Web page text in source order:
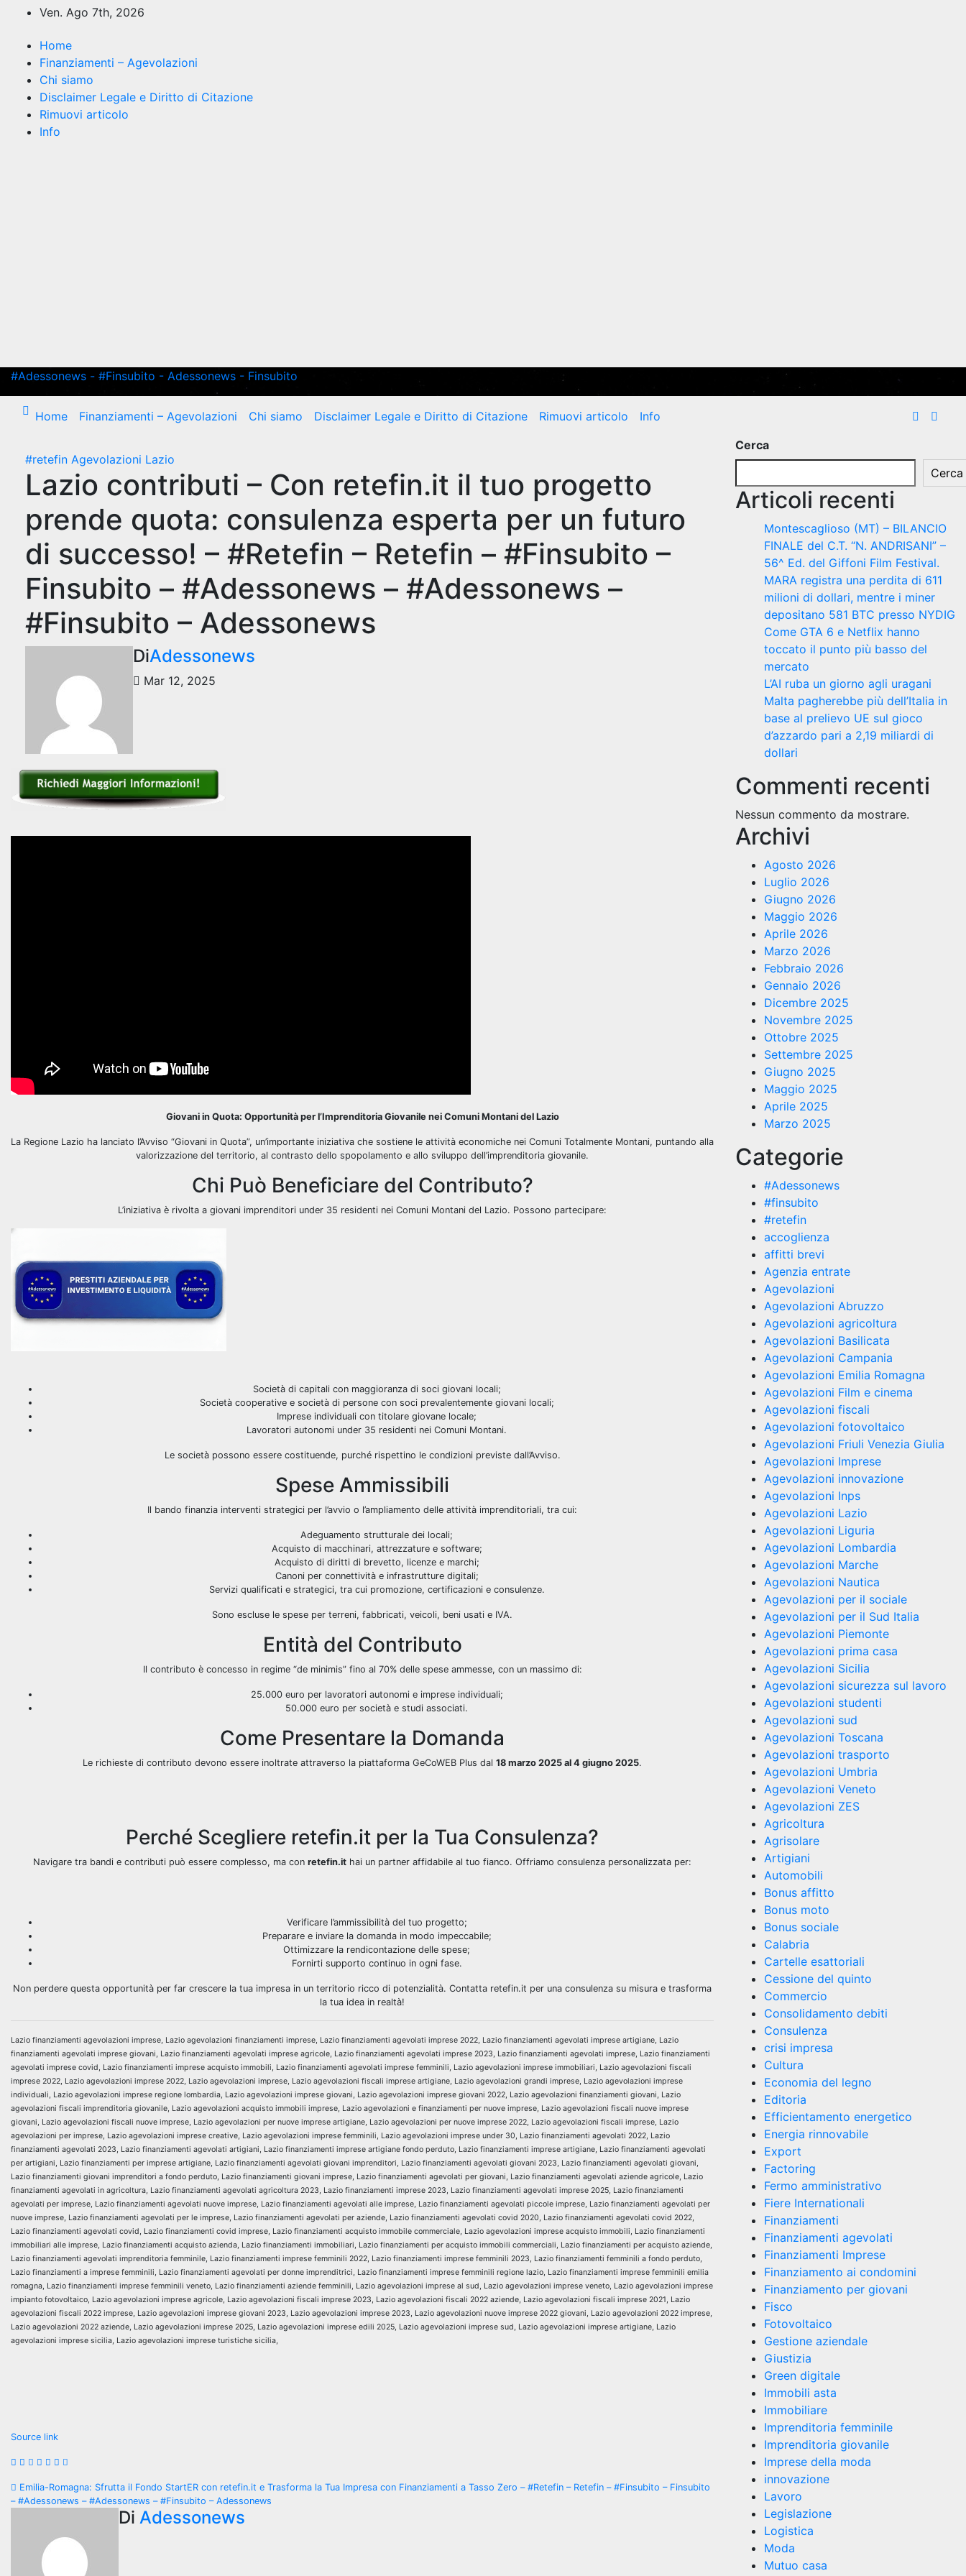
contenuto
Ven. Ago 7th, 2026
Home
Finanziamenti – Agevolazioni
Chi siamo
Disclaimer Legale e Diritto di Citazione
Rimuovi articolo
Info
#Adessonews - #Finsubito - Adessonews - Finsubito
Home Finanziamenti – Agevolazioni Chi siamo Disclaimer Legale e Diritto di Citazione Rimuovi articolo Info
#retefin Agevolazioni Lazio
Lazio contributi – Con retefin.it il tuo progetto
prende quota: consulenza esperta per un futuro
di successo! – #Retefin – Retefin – #Finsubito –
Finsubito – #Adessonews – #Adessonews –
#Finsubito – Adessonews
DiAdessonews
Mar 12, 2025
Giovani in Quota: Opportunità per l’Imprenditoria Giovanile nei Comuni Montani del Lazio
La Regione Lazio ha lanciato l’Avviso “Giovani in Quota”, un’importante iniziativa che sostiene le attività economiche nei Comuni Totalmente Montani, puntando alla
valorizzazione del territorio, al contrasto dello spopolamento e allo sviluppo dell’imprenditoria giovanile.
Chi Può Beneficiare del Contributo?
L’iniziativa è rivolta a giovani imprenditori under 35 residenti nei Comuni Montani del Lazio. Possono partecipare:
Società di capitali con maggioranza di soci giovani locali;
Società cooperative e società di persone con soci prevalentemente giovani locali;
Imprese individuali con titolare giovane locale;
Lavoratori autonomi under 35 residenti nei Comuni Montani.
Le società possono essere costituende, purché rispettino le condizioni previste dall’Avviso.
Spese Ammissibili
Il bando finanzia interventi strategici per l’avvio o l’ampliamento delle attività imprenditoriali, tra cui:
Adeguamento strutturale dei locali;
Acquisto di macchinari, attrezzature e software;
Acquisto di diritti di brevetto, licenze e marchi;
Canoni per connettività e infrastrutture digitali;
Servizi qualificati e strategici, tra cui promozione, certificazioni e consulenze.
Sono escluse le spese per terreni, fabbricati, veicoli, beni usati e IVA.
Entità del Contributo
Il contributo è concesso in regime “de minimis” fino al 70% delle spese ammesse, con un massimo di:
25.000 euro per lavoratori autonomi e imprese individuali;
50.000 euro per società e studi associati.
Come Presentare la Domanda
Le richieste di contributo devono essere inoltrate attraverso la piattaforma GeCoWEB Plus dal 18 marzo 2025 al 4 giugno 2025.
Perché Scegliere retefin.it per la Tua Consulenza?
Navigare tra bandi e contributi può essere complesso, ma con retefin.it hai un partner affidabile al tuo fianco. Offriamo consulenza personalizzata per:
Verificare l’ammissibilità del tuo progetto;
Preparare e inviare la domanda in modo impeccabile;
Ottimizzare la rendicontazione delle spese;
Fornirti supporto continuo in ogni fase.
Non perdere questa opportunità per far crescere la tua impresa in un territorio ricco di potenzialità. Contatta retefin.it per una consulenza su misura e trasforma
la tua idea in realtà!
Lazio finanziamenti agevolazioni imprese, Lazio agevolazioni finanziamenti imprese, Lazio finanziamenti agevolati imprese 2022, Lazio finanziamenti agevolati imprese artigiane, Lazio
finanziamenti agevolati imprese giovani, Lazio finanziamenti agevolati imprese agricole, Lazio finanziamenti agevolati imprese 2023, Lazio finanziamenti agevolati imprese, Lazio finanziamenti
agevolati imprese covid, Lazio finanziamenti imprese acquisto immobili, Lazio finanziamenti agevolati imprese femminili, Lazio agevolazioni imprese immobiliari, Lazio agevolazioni fiscali
imprese 2022, Lazio agevolazioni imprese 2022, Lazio agevolazioni imprese, Lazio agevolazioni fiscali imprese artigiane, Lazio agevolazioni grandi imprese, Lazio agevolazioni imprese
individuali, Lazio agevolazioni imprese regione lombardia, Lazio agevolazioni imprese giovani, Lazio agevolazioni imprese giovani 2022, Lazio agevolazioni finanziamenti giovani, Lazio
agevolazioni fiscali imprenditoria giovanile, Lazio agevolazioni acquisto immobili imprese, Lazio agevolazioni e finanziamenti per nuove imprese, Lazio agevolazioni fiscali nuove imprese
giovani, Lazio agevolazioni fiscali nuove imprese, Lazio agevolazioni per nuove imprese artigiane, Lazio agevolazioni per nuove imprese 2022, Lazio agevolazioni fiscali imprese, Lazio
agevolazioni per imprese, Lazio agevolazioni imprese creative, Lazio agevolazioni imprese femminili, Lazio agevolazioni imprese under 30, Lazio finanziamenti agevolati 2022, Lazio
finanziamenti agevolati 2023, Lazio finanziamenti agevolati artigiani, Lazio finanziamenti imprese artigiane fondo perduto, Lazio finanziamenti imprese artigiane, Lazio finanziamenti agevolati
per artigiani, Lazio finanziamenti per imprese artigiane, Lazio finanziamenti agevolati giovani imprenditori, Lazio finanziamenti agevolati giovani 2023, Lazio finanziamenti agevolati giovani,
Lazio finanziamenti giovani imprenditori a fondo perduto, Lazio finanziamenti giovani imprese, Lazio finanziamenti agevolati per giovani, Lazio finanziamenti agevolati aziende agricole, Lazio
finanziamenti agevolati in agricoltura, Lazio finanziamenti agevolati agricoltura 2023, Lazio finanziamenti imprese 2023, Lazio finanziamenti agevolati imprese 2025, Lazio finanziamenti
agevolati per imprese, Lazio finanziamenti agevolati nuove imprese, Lazio finanziamenti agevolati alle imprese, Lazio finanziamenti agevolati piccole imprese, Lazio finanziamenti agevolati per
nuove imprese, Lazio finanziamenti agevolati per le imprese, Lazio finanziamenti agevolati per aziende, Lazio finanziamenti agevolati covid 2020, Lazio finanziamenti agevolati covid 2022,
Lazio finanziamenti agevolati covid, Lazio finanziamenti covid imprese, Lazio finanziamenti acquisto immobile commerciale, Lazio agevolazioni imprese acquisto immobili, Lazio finanziamenti
immobiliari alle imprese, Lazio finanziamenti acquisto azienda, Lazio finanziamenti immobiliari, Lazio finanziamenti per acquisto immobili commerciali, Lazio finanziamenti per acquisto aziende,
Lazio finanziamenti agevolati imprenditoria femminile, Lazio finanziamenti imprese femminili 2022, Lazio finanziamenti imprese femminili 2023, Lazio finanziamenti femminili a fondo perduto,
Lazio finanziamenti a imprese femminili, Lazio finanziamenti agevolati per donne imprenditrici, Lazio finanziamenti imprese femminili regione lazio, Lazio finanziamenti imprese femminili emilia
romagna, Lazio finanziamenti imprese femminili veneto, Lazio finanziamenti aziende femminili, Lazio agevolazioni imprese al sud, Lazio agevolazioni imprese veneto, Lazio agevolazioni imprese
impianto fotovoltaico, Lazio agevolazioni imprese agricole, Lazio agevolazioni fiscali imprese 2023, Lazio agevolazioni fiscali 2022 aziende, Lazio agevolazioni fiscali imprese 2021, Lazio
agevolazioni fiscali 2022 imprese, Lazio agevolazioni imprese giovani 2023, Lazio agevolazioni imprese 2023, Lazio agevolazioni nuove imprese 2022 giovani, Lazio agevolazioni 2022 imprese,
Lazio agevolazioni 2022 aziende, Lazio agevolazioni imprese 2025, Lazio agevolazioni imprese edili 2025, Lazio agevolazioni imprese sud, Lazio agevolazioni imprese artigiane, Lazio
agevolazioni imprese sicilia, Lazio agevolazioni imprese turistiche sicilia,
articoli
Source link
Navigazione
Emilia-Romagna: Sfrutta il Fondo StartER con retefin.it e Trasforma la Tua Impresa con Finanziamenti a Tasso Zero – #Retefin – Retefin – #Finsubito – Finsubito
– #Adessonews – #Adessonews – #Finsubito – Adessonews
Di Adessonews
Cerca
Cerca
Articoli recenti
Montescaglioso (MT) – BILANCIO
FINALE del C.T. “N. ANDRISANI” –
56^ Ed. del Giffoni Film Festival.
MARA registra una perdita di 611
milioni di dollari, mentre i miner
depositano 581 BTC presso NYDIG
Come GTA 6 e Netflix hanno
toccato il punto più basso del
mercato
L’AI ruba un giorno agli uragani
Malta pagherebbe più dell’Italia in
base al prelievo UE sul gioco
d’azzardo pari a 2,19 miliardi di
dollari
Commenti recenti
Nessun commento da mostrare.
Archivi
Agosto 2026
Luglio 2026
Giugno 2026
Maggio 2026
Aprile 2026
Marzo 2026
Febbraio 2026
Gennaio 2026
Dicembre 2025
Novembre 2025
Ottobre 2025
Settembre 2025
Giugno 2025
Maggio 2025
Aprile 2025
Marzo 2025
Categorie
#Adessonews
#finsubito
#retefin
accoglienza
affitti brevi
Agenzia entrate
Agevolazioni
Agevolazioni Abruzzo
Agevolazioni agricoltura
Agevolazioni Basilicata
Agevolazioni Campania
Agevolazioni Emilia Romagna
Agevolazioni Film e cinema
Agevolazioni fiscali
Agevolazioni fotovoltaico
Agevolazioni Friuli Venezia Giulia
Agevolazioni Imprese
Agevolazioni innovazione
Agevolazioni Inps
Agevolazioni Lazio
Agevolazioni Liguria
Agevolazioni Lombardia
Agevolazioni Marche
Agevolazioni Nautica
Agevolazioni per il sociale
Agevolazioni per il Sud Italia
Agevolazioni Piemonte
Agevolazioni prima casa
Agevolazioni Sicilia
Agevolazioni sicurezza sul lavoro
Agevolazioni studenti
Agevolazioni sud
Agevolazioni Toscana
Agevolazioni trasporto
Agevolazioni Umbria
Agevolazioni Veneto
Agevolazioni ZES
Agricoltura
Agrisolare
Artigiani
Automobili
Bonus affitto
Bonus moto
Bonus sociale
Calabria
Cartelle esattoriali
Cessione del quinto
Commercio
Consolidamento debiti
Consulenza
crisi impresa
Cultura
Economia del legno
Editoria
Efficientamento energetico
Energia rinnovabile
Export
Factoring
Fermo amministrativo
Fiere Internationali
Finanziamenti
Finanziamenti agevolati
Finanziamenti Imprese
Finanziamento ai condomini
Finanziamento per giovani
Fisco
Fotovoltaico
Gestione aziendale
Giustizia
Green digitale
Immobili asta
Immobiliare
Imprenditoria femminile
Imprenditoria giovanile
Imprese della moda
innovazione
Lavoro
Legislazione
Logistica
Moda
Mutuo casa